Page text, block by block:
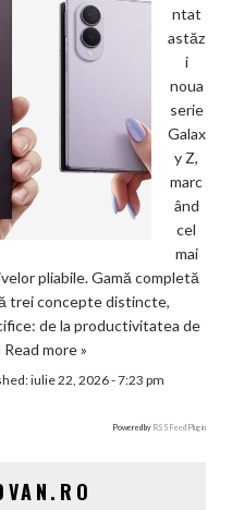
ntat
astăz
i
noua
serie
Galax
y Z,
marc
ând
cel
mai
pliabile. Gamă completă
trei concepte distincte,
de la productivitatea de
Read more »
iulie 22, 2026 - 7:23 pm
Powered by RSS Feed Plugin